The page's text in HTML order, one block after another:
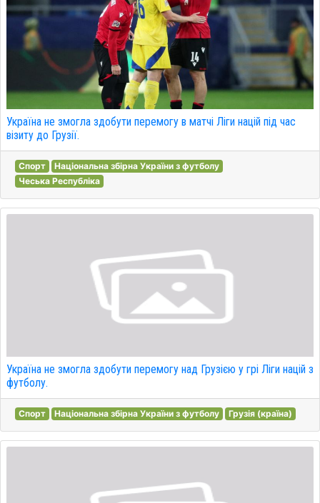
Україна не змогла здобути перемогу в матчі Ліги націй під час
візиту до Грузії.
Спорт
Національна збірна України з футболу
Чеська Республіка
Україна не змогла здобути перемогу над Грузією у грі Ліги націй з
футболу.
Спорт Національна збірна України з футболу Грузія (країна)